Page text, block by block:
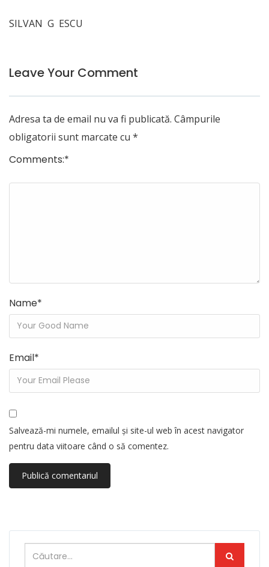
SILVAN G ESCU
Leave Your Comment
Adresa ta de email nu va fi publicată. Câmpurile
obligatorii sunt marcate cu *
Comments:*
Name*
Email*
Salvează-mi numele, emailul și site-ul web în acest navigator
pentru data viitoare când o să comentez.